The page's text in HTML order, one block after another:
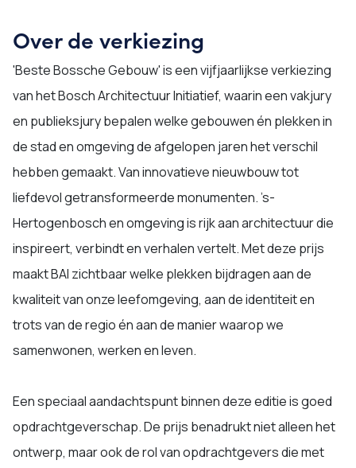
Over de verkiezing
'Beste Bossche Gebouw' is een vijfjaarlijkse verkiezing
van het Bosch Architectuur Initiatief, waarin een vakjury
en publieksjury bepalen welke gebouwen én plekken in
de stad en omgeving de afgelopen jaren het verschil
hebben gemaakt. Van innovatieve nieuwbouw tot
liefdevol getransformeerde monumenten. ’s-
Hertogenbosch en omgeving is rijk aan architectuur die
inspireert, verbindt en verhalen vertelt. Met deze prijs
maakt BAI zichtbaar welke plekken bijdragen aan de
kwaliteit van onze leefomgeving, aan de identiteit en
trots van de regio én aan de manier waarop we
samenwonen, werken en leven.
Een speciaal aandachtspunt binnen deze editie is goed
opdrachtgeverschap. De prijs benadrukt niet alleen het
ontwerp, maar ook de rol van opdrachtgevers die met